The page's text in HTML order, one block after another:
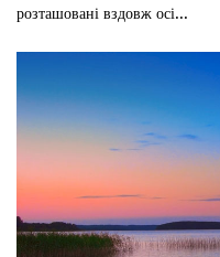
розташовані вздовж осі...